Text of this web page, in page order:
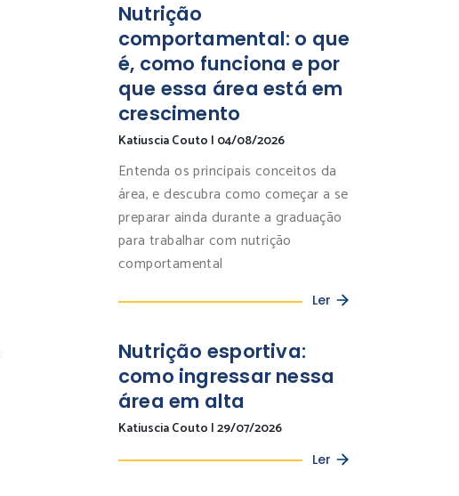
Nutrição
comportamental: o que
é, como funciona e por
que essa área está em
crescimento
Katiuscia Couto | 04/08/2026
Entenda os principais conceitos da
área, e descubra como começar a se
preparar ainda durante a graduação
para trabalhar com nutrição
comportamental
Ler
Nutrição esportiva:
como ingressar nessa
área em alta
Katiuscia Couto |29/07/2026
Ler